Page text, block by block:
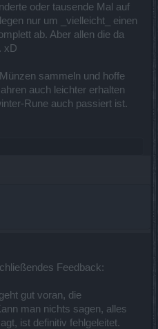
oder tausende Mal auf
nur um _vielleicht_ einen
ab. Aber allen die da
xD
sammeln und hoffe
auch leichter erhalten
Rune auch passiert ist.
Feedback:
gut voran, die
man nichts sagen, alles
ist definitiv fehlgeleitet.